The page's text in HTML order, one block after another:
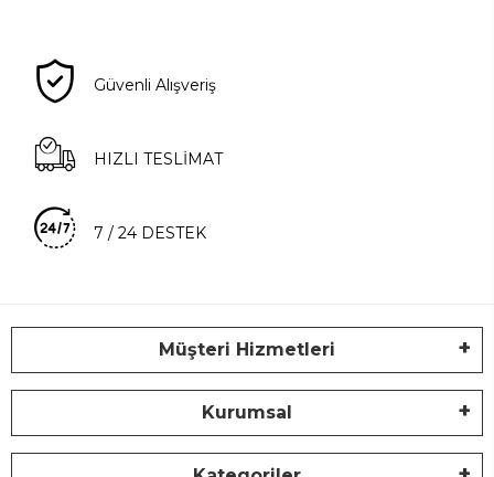
Güvenli Alışveriş
HIZLI TESLİMAT
7 / 24 DESTEK
Müşteri Hizmetleri
Kurumsal